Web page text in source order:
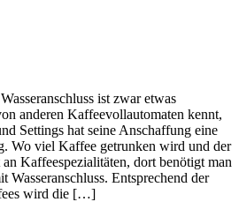
ist zwar etwas
anderen Kaffeevollautomaten kennt,
Settings hat seine Anschaffung eine
Wo viel Kaffee getrunken wird und der
Kaffeespezialitäten, dort benötigt man
Wasseranschluss. Entsprechend der
wird die […]